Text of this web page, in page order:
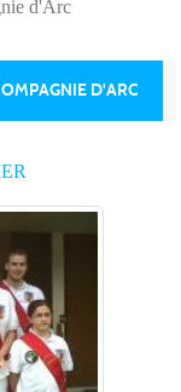
d'Arc
D'ARC